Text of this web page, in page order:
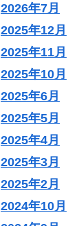
2026年7月
2025年12月
2025年11月
2025年10月
2025年6月
2025年5月
2025年4月
2025年3月
2025年2月
2024年10月